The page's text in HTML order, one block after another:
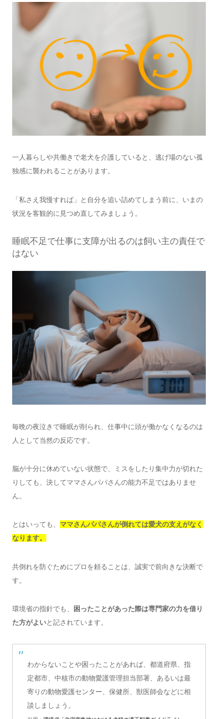
一人暮らしや共働きで老犬を介護していると、逃げ場のない孤
独感に襲われることがあります。
「私さえ我慢すれば」と自分を追い詰めてしまう前に、いまの
状況を客観的に見つめ直してみましょう。
睡眠不足で仕事に支障が出るのは飼い主の責任で
はない
毎晩の夜泣きで睡眠が削られ、仕事中に頭が働かなくなるのは
人として当然の反応です。
脳が十分に休めていない状態で、ミスをしたり集中力が切れた
りしても、決してママさんパパさんの能力不足ではありませ
ん。
とはいっても、 ママさんパパさんが倒れては愛犬の支えがなく
なります。
共倒れを防ぐためにプロを頼ることは、誠実で前向きな決断で
す。
環境省の指針でも、
困ったことがあった際は専門家の力を借り
た方がよいと記されています。
わからないことや困ったことがあれば、都道府県、指
定都市、中核市の動物愛護管理担当部署、あるいは最
寄りの動物愛護センター、保健所、獣医師会などに相
談しましょう。